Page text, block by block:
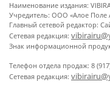
Наименование издания:
Учредитель: ООО «Алое Поле
Главный сетевой редактор:
Сетевая редакция:
Знак информационной
Телефон отдела продаж: 8
Сетевая редакция: